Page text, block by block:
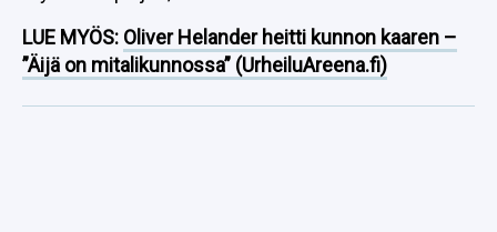
LUE MYÖS: Oliver Helander heitti kunnon kaaren –
”Äijä on mitalikunnossa” (UrheiluAreena.fi)